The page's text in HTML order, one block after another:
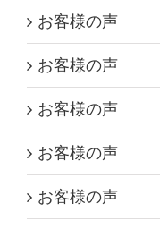
お客様の声
お客様の声
お客様の声
お客様の声
お客様の声